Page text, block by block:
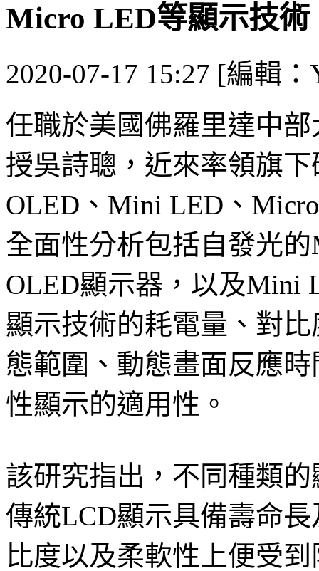
Micro LED等顯示技術
2020-07-17 15:27 [編輯
任職於美國佛羅里達中
授吳詩聰，近來率領旗
OLED、Mini LED、
全面性分析包括自發光
OLED顯示器，以及Mini
顯示技術的耗電量、對
態範圍、動態畫面反應
性顯示的適用性。
該研究指出，不同種類
傳統LCD顯示具備壽命
比度以及柔軟性上便受